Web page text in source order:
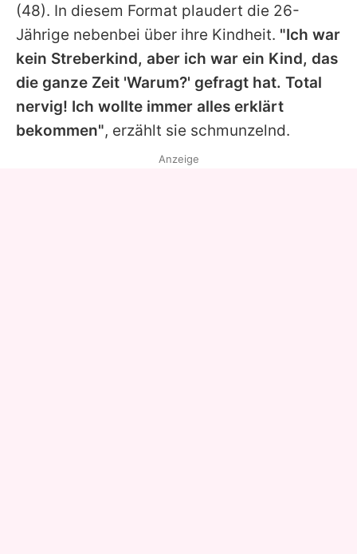
(48). In diesem Format plaudert die 26-
Jährige nebenbei über ihre Kindheit. "Ich war
kein Streberkind, aber ich war ein Kind, das
die ganze Zeit 'Warum?' gefragt hat. Total
nervig! Ich wollte immer alles erklärt
bekommen", erzählt sie schmunzelnd.
Anzeige